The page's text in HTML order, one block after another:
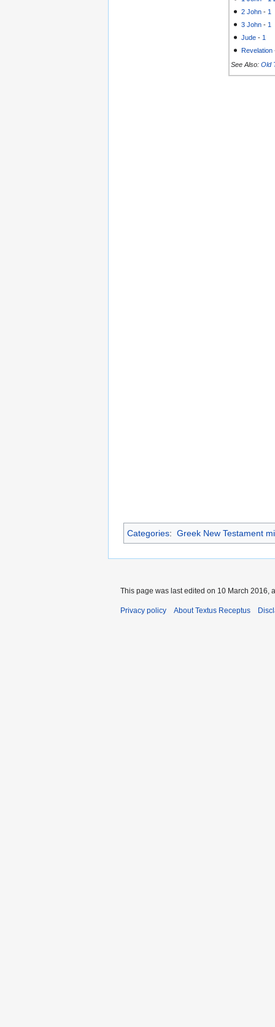
2 John - 1
3 John - 1
Jude - 1
Revelation
See Also: Old
Categories: Greek New Testament
This page was last edited on 10 March 2016,
Privacy policy About Textus Receptus